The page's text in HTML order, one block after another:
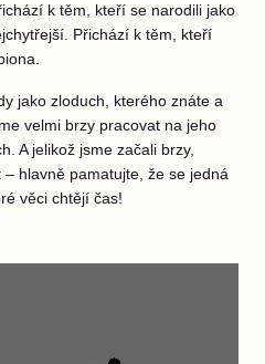
k těm, kteří se narodili jako
Přichází k těm, kteří
jako zloduch, kterého znáte a
velmi brzy pracovat na jeho
A jelikož jsme začali brzy,
hlavně pamatujte, že se jedná
věci chtějí čas!